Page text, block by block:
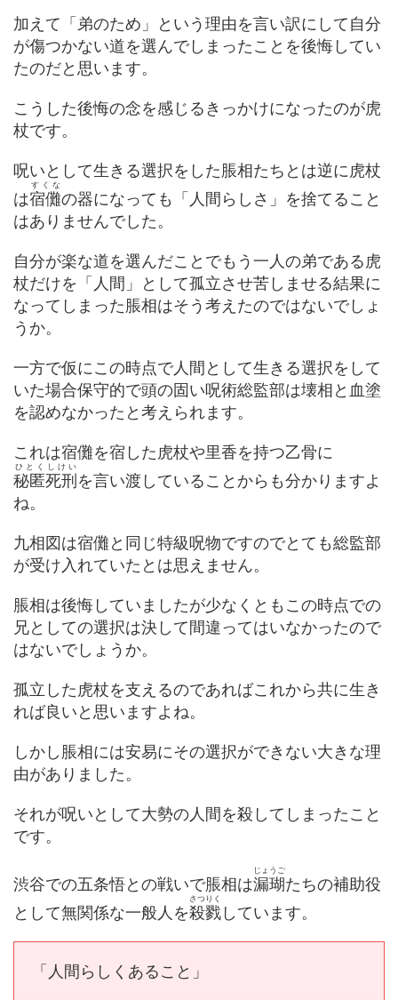
加えて「弟のため」という理由を言い訳にして自分
が傷つかない道を選んでしまったことを後悔してい
たのだと思います。
こうした後悔の念を感じるきっかけになったのが虎
杖です。
呪いとして生きる選択をした脹相たちとは逆に虎杖
は宿儺
すくな
の器になっても「人間らしさ」を捨てること
はありませんでした。
自分が楽な道を選んだことでもう一人の弟である虎
杖だけを「人間」として孤立させ苦しませる結果に
なってしまった脹相はそう考えたのではないでしょ
うか。
一方で仮にこの時点で人間として生きる選択をして
いた場合保守的で頭の固い呪術総監部は壊相と血塗
を認めなかったと考えられます。
これは宿儺を宿した虎杖や里香を持つ乙骨に
秘匿死刑
ひとくしけい
を言い渡していることからも分かりますよ
ね。
九相図は宿儺と同じ特級呪物ですのでとても総監部
が受け入れていたとは思えません。
脹相は後悔していましたが少なくともこの時点での
兄としての選択は決して間違ってはいなかったので
はないでしょうか。
孤立した虎杖を支えるのであればこれから共に生き
れば良いと思いますよね。
しかし脹相には安易にその選択ができない大きな理
由がありました。
それが呪いとして大勢の人間を殺してしまったこと
です。
渋谷での五条悟との戦いで脹相は漏瑚
じょうご
たちの補助役
として無関係な一般人を殺戮
さつりく
しています。
「人間らしくあること」